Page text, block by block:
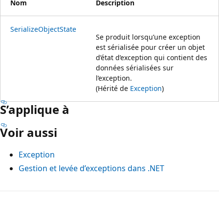
Nom Description
SerializeObjectState
Se produit lorsqu’une exception
est sérialisée pour créer un objet
d’état d’exception qui contient des
données sérialisées sur
l’exception.
(Hérité de Exception)
S’applique à
Voir aussi
Exception
Gestion et levée d’exceptions dans .NET